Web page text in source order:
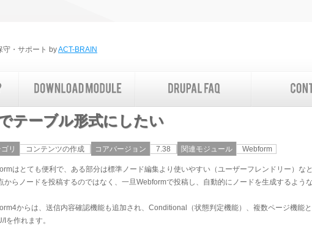
守・サポート byACT-BRAIN
テーブル形式にしたい
リ コンテンツの作成 コアバージョン 7.38 関連モジュール Webform
はとても便利で、ある部分は標準ノード編集より使いやすい（ユーザーフレンドリー）な
からノードを投稿するのではなく、一旦Webformで投稿し、自動的にノードを生成するよう
からは、送信内容確認機能も追加され、Conditional（状態判定機能）、複数ページ機能
Iを作れます。